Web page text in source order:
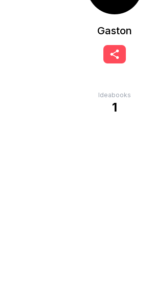
Gaston
Ideabooks
1